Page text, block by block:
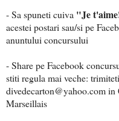
- Sa spuneti cuiva "Je
acestei postari sau/si pe
anuntului concursului
- Share pe Facebook
stiti regula mai veche:
divedecarton@yahoo.com
Marseillais